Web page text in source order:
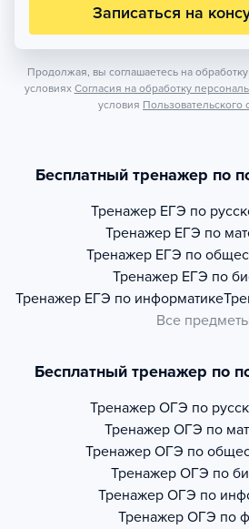
Записаться на
Продолжая, вы соглашаетесь на
условиях Согласия на обработку
условия Пользовательского
Бесплатный тренажер по
Тренажер ЕГЭ по
Тренажер ЕГЭ по
Тренажер ЕГЭ по
Тренажер ЕГЭ по
Тренажер ЕГЭ по информатике
Все
Бесплатный тренажер по
Тренажер ОГЭ по
Тренажер ОГЭ по
Тренажер ОГЭ по
Тренажер ОГЭ по
Тренажер ОГЭ по
Тренажер ОГЭ по